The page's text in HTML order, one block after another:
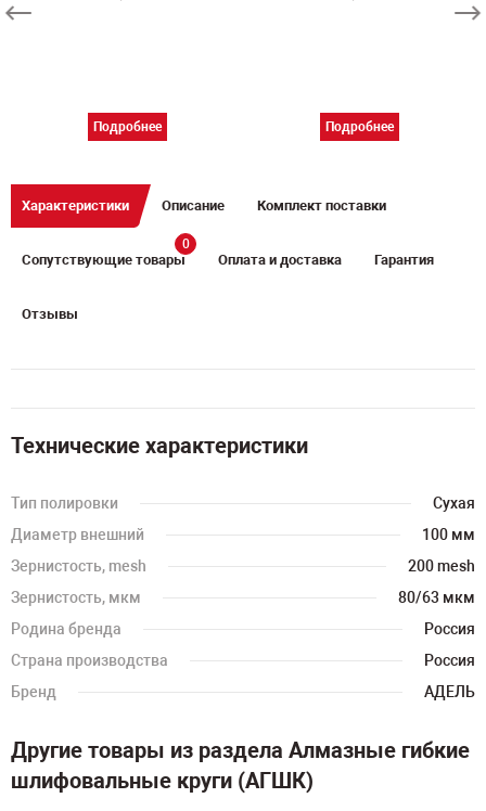
Подробнее Подробнее
Характеристики Описание Комплект поставки
Сопутствующие товары
0
Оплата и доставка Гарантия
Отзывы
Технические характеристики
Тип полировки
Сухая
Диаметр внешний
100 мм
Зернистость, mesh
200 mesh
Зернистость, мкм
80/63 мкм
Родина бренда
Россия
Страна производства
Россия
Бренд
АДЕЛЬ
Другие товары из раздела Алмазные гибкие
шлифовальные круги (АГШК)